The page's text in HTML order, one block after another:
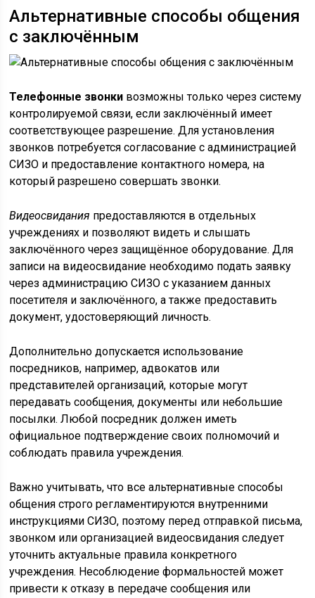
Альтернативные способы общения
с заключённым
Телефонные звонки возможны только через систему
контролируемой связи, если заключённый имеет
соответствующее разрешение. Для установления
звонков потребуется согласование с администрацией
СИЗО и предоставление контактного номера, на
который разрешено совершать звонки.
Видеосвидания предоставляются в отдельных
учреждениях и позволяют видеть и слышать
заключённого через защищённое оборудование. Для
записи на видеосвидание необходимо подать заявку
через администрацию СИЗО с указанием данных
посетителя и заключённого, а также предоставить
документ, удостоверяющий личность.
Дополнительно допускается использование
посредников, например, адвокатов или
представителей организаций, которые могут
передавать сообщения, документы или небольшие
посылки. Любой посредник должен иметь
официальное подтверждение своих полномочий и
соблюдать правила учреждения.
Важно учитывать, что все альтернативные способы
общения строго регламентируются внутренними
инструкциями СИЗО, поэтому перед отправкой письма,
звонком или организацией видеосвидания следует
уточнить актуальные правила конкретного
учреждения. Несоблюдение формальностей может
привести к отказу в передаче сообщения или